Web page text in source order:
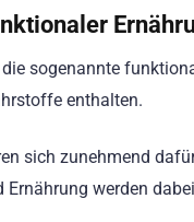
sogenannte
enthalten.
sich zunehmend
Ernährung werden